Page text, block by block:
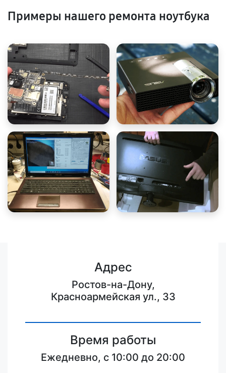
Примеры нашего ремонта ноутбука
Адрес
Ростов-на-Дону,
Красноармейская ул., 33
Время работы
Ежедневно, с 10:00 до 20:00